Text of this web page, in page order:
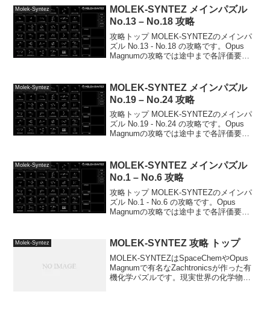
Molek-Syntez
MOLEK-SYNTEZ メインパズル
No.13 – No.18 攻略
攻略トップ MOLEK-SYNTEZのメインパ
ズル No.13 - No.18 の攻略です。Opus
Magnumの攻略では途中まで各評価要素
の中でも...
Molek-Syntez
MOLEK-SYNTEZ メインパズル
No.19 – No.24 攻略
攻略トップ MOLEK-SYNTEZのメインパ
ズル No.19 - No.24 の攻略です。Opus
Magnumの攻略では途中まで各評価要素
の中でも...
Molek-Syntez
MOLEK-SYNTEZ メインパズル
No.1 – No.6 攻略
攻略トップ MOLEK-SYNTEZのメインパ
ズル No.1 - No.6 の攻略です。Opus
Magnumの攻略では途中まで各評価要素
の中でも難易...
Molek-Syntez MOLEK-SYNTEZ 攻略 トップ
MOLEK-SYNTEZはSpaceChemやOpus
Magnumで有名なZachtronicsが作った有
機化学パズルです。現実世界の化学物質